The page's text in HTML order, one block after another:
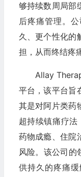
够持续数周局部
后疼痛管理。
久、更个性化的
担，从而终结疼
Allay
平台，该平台旨
其是对阿片类药
超持续镇痛疗
药物成瘾、住院
风险。该公司的
供持久的疼痛